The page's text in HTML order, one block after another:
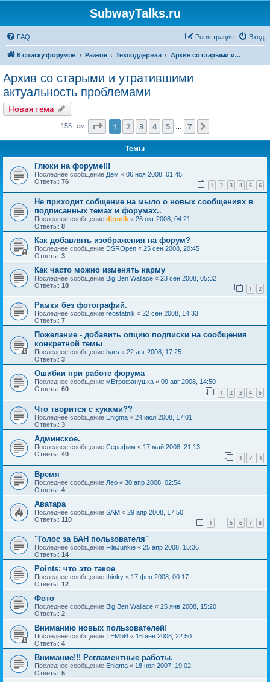
SubwayTalks.ru
FAQ Вход
Регистрация
К списку форумов Разное Техподдержка Архив со старыми и утратившими актуальность проблемами
Архив со старыми и утратившими
актуальность проблемами
Новая тема
155 тем Страница из
1 2 3 4 5 7
Темы
Глюки на форуме!!!
Последнее сообщение Дем « 06 ноя 2008, 01:45
Ответы: 76 1 2 3 4 5 6
Не приходит собщение на мыло о новых сообщениях в
подписанных темах и форумах..
Последнее сообщение djtonik « 26 окт 2008, 04:21
Ответы: 8
Как добавлять изображения на форум?
Последнее сообщение DSROpen « 25 сен 2008, 20:45
Ответы: 3
Как часто можно изменять карму
Последнее сообщение Big Ben Wallace « 23 сен 2008, 05:32
Ответы: 18 1 2
Рамки без фотографий.
Последнее сообщение reostatnik « 22 сен 2008, 14:33
Ответы: 7
Пожелание - добавить опцию подписки на сообщения
конкретной темы
Последнее сообщение bars « 22 авг 2008, 17:25
Ответы: 3
Ошибки при работе форума
Последнее сообщение мЕтрофанушка « 09 авг 2008, 14:50
Ответы: 60 1 2 3 4 5
Что творится с куками??
Последнее сообщение Enigma « 24 июл 2008, 17:01
Ответы: 3
Админское.
Последнее сообщение Серафим « 17 май 2008, 21:13
Ответы: 40 1 2 3
Время
Последнее сообщение Лео « 30 апр 2008, 02:54
Ответы: 4
Аватара
Последнее сообщение SAM « 29 апр 2008, 17:50
Ответы: 110 1 5 6 7 8
"Голос за БАН пользователя"
Последнее сообщение FileJunkie « 25 апр 2008, 15:36
Ответы: 14
Points: что это такое
Последнее сообщение thinky « 17 фев 2008, 00:17
Ответы: 12
Фото
Последнее сообщение Big Ben Wallace « 25 янв 2008, 15:20
Ответы: 2
Вниманию новых пользователей!
Последнее сообщение TEMbl4 « 16 янв 2008, 22:50
Ответы: 4
Внимание!!! Регламентные работы.
Последнее сообщение Enigma « 18 ноя 2007, 19:02
Ответы: 5